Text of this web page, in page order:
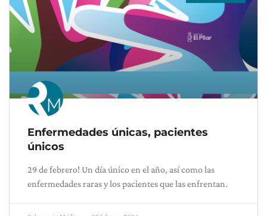
Enfermedades únicas, pacientes
únicos
29 de febrero! Un día único en el año, así como las
enfermedades raras y los pacientes que las enfrentan.